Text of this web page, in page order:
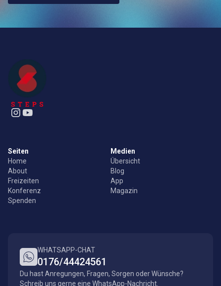
Seiten
Home
About
Freizeiten
Konferenz
Spenden
Medien
Übersicht
Blog
App
Magazin
WHATSAPP-CHAT
0176/44424561
Du hast Anregungen, Fragen, Sorgen oder Wünsche?
Schreib uns gerne eine WhatsApp-Nachricht.